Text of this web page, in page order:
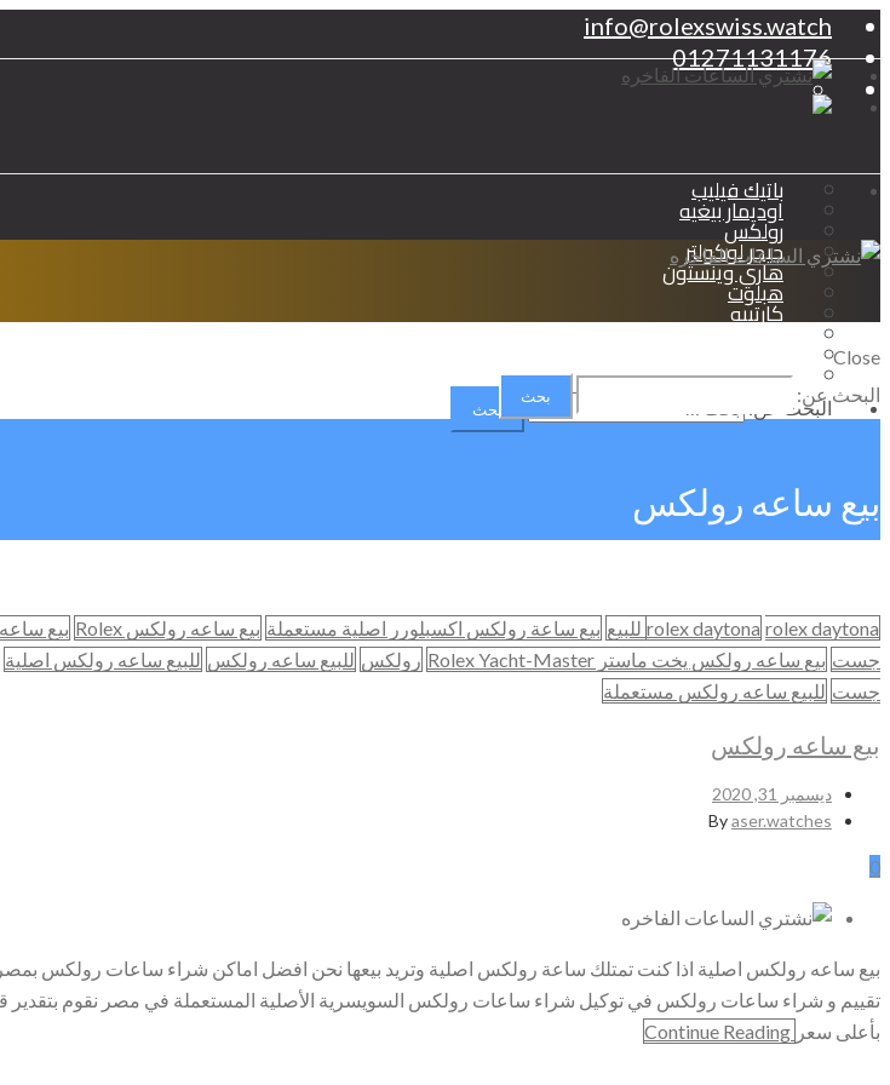
info@rolexswiss.watch
01271131176
باتيك فيليب
اوديمار بيغيه
رولكس
جيجر لوكولتر
هاري وينستون
هبلوت
كارتييه
شوبارد
اوميجا
البحث عن:
Close
البحث عن:
بيع ساعه رولكس
بيع ساعه رولكسrolex daytona rolex daytona للبيع بيع ساعة رولكس اكسبلورر اصلية مستعملة بيع ساعه رولكس Rolex بيع
جست بيع ساعه رولكس يخت ماستر Rolex Yacht-Master رولكس للبيع ساعه رولكس للبيع ساعه رولكس اصلية
جست للبيع ساعه رولكس مستعملة
بيع ساعه رولكس
ديسمبر 31, 2020
Byaser.watches
0
بيع ساعه رولكس اصلية اذا كنت تمتلك ساعة رولكس اصلية وتريد بيعها نحن افضل اماكن شراء ساعات رولكس
تقييم و شراء ساعات رولكس في توكيل شراء ساعات رولكس السويسرية الأصلية المستعملة في مصر نقوم
بأعلى سعر